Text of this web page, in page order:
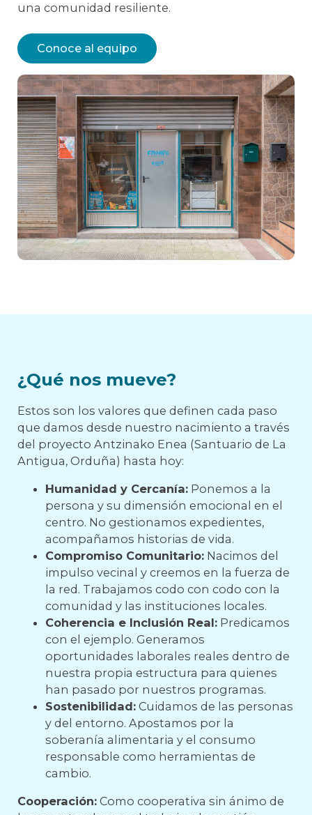
una comunidad resiliente.
Conoce al equipo
¿Qué nos mueve?
Estos son los valores que definen cada paso
que damos desde nuestro nacimiento a través
del proyecto Antzinako Enea (Santuario de La
Antigua, Orduña) hasta hoy:
Humanidad y Cercanía:Ponemos a la
persona y su dimensión emocional en el
centro. No gestionamos expedientes,
acompañamos historias de vida.
Compromiso Comunitario:Nacimos del
impulso vecinal y creemos en la fuerza de
la red. Trabajamos codo con codo con la
comunidad y las instituciones locales.
Coherencia e Inclusión Real:Predicamos
con el ejemplo. Generamos
oportunidades laborales reales dentro de
nuestra propia estructura para quienes
han pasado por nuestros programas.
Sostenibilidad:Cuidamos de las personas
y del entorno. Apostamos por la
soberanía alimentaria y el consumo
responsable como herramientas de
cambio.
Cooperación:Como cooperativa sin ánimo de